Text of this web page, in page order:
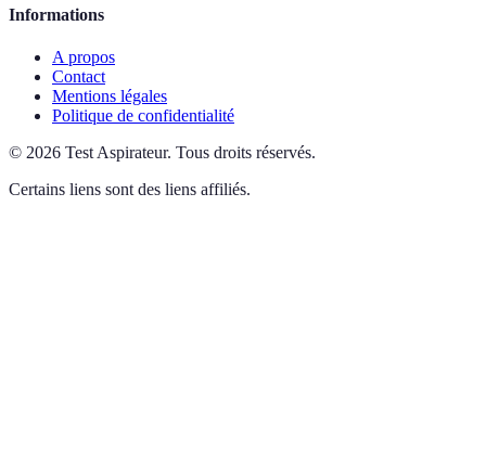
Informations
A propos
Contact
Mentions légales
Politique de confidentialité
© 2026 Test Aspirateur. Tous droits réservés.
Certains liens sont des liens affiliés.